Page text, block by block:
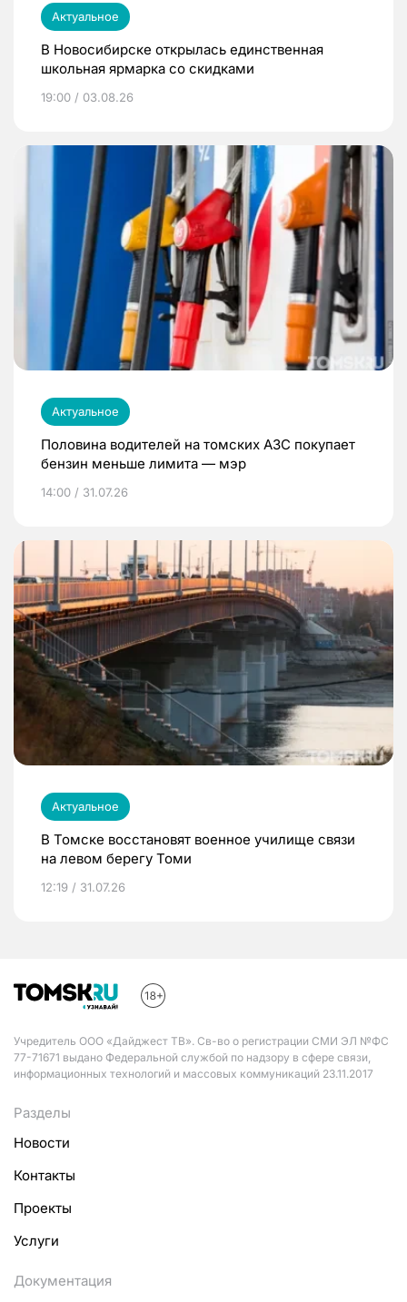
Актуальное
В Новосибирске открылась единственная
школьная ярмарка со скидками
19:00 / 03.08.26
Актуальное
Половина водителей на томских АЗС покупает
бензин меньше лимита — мэр
14:00 / 31.07.26
Актуальное
В Томске восстановят военное училище связи
на левом берегу Томи
12:19 / 31.07.26
Учредитель ООО «Дайджест ТВ». Св-во о регистрации СМИ ЭЛ №ФС
77-71671 выдано Федеральной службой по надзору в сфере связи,
информационных технологий и массовых коммуникаций 23.11.2017
Разделы
Новости
Контакты
Проекты
Услуги
Документация